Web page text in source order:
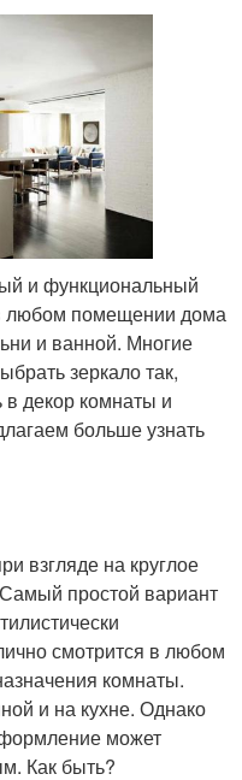
и функциональный
любом помещении дома
и ванной. Многие
зеркало так,
в декор комнаты и
больше узнать
взгляде на круглое
простой вариант
смотрится в любом
комнаты.
и на кухне. Однако
может
Как быть?